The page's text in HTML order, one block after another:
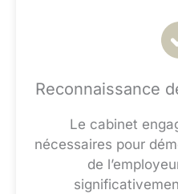
Reconnaissance
Le cabinet
nécessaires pour
de